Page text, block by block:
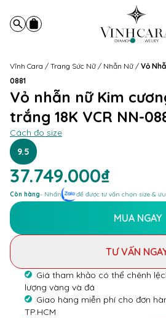
Vĩnh Cara / Trang Sức Nữ / Nhẫn Nữ / Vỏ
0881
Vỏ nhẫn nữ Kim
trắng 18K VCR NN-
Cách đo size
9.5
37.749.000₫
Còn hàng- Nhấn để được tư vấn chọn size &
MUA NGAY
TƯ VẤN
Giá tham khảo có thể chênh
lượng vàng và đá
Giao hàng miễn phí cho đơn
TP.HCM